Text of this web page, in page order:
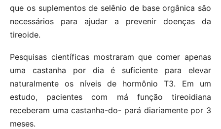
que os suplementos de selênio de base orgânica são
necessários para ajudar a prevenir doenças da
tireoide.
Pesquisas científicas mostraram que comer apenas
uma castanha por dia é suficiente para elevar
naturalmente os níveis de hormônio T3. Em um
estudo, pacientes com má função tireoidiana
receberam uma castanha-do- pará diariamente por 3
meses.